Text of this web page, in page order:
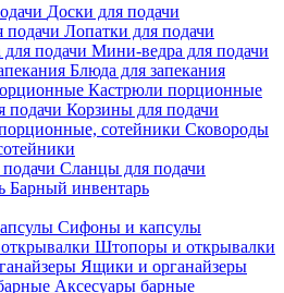
Доски для подачи
Лопатки для подачи
Мини-ведра для подачи
Блюда для запекания
Кастрюли порционные
Корзины для подачи
Сковороды
Сланцы для подачи
Барный инвентарь
Сифоны и капсулы
Штопоры и открывалки
Ящики и органайзеры
Аксесуары барные